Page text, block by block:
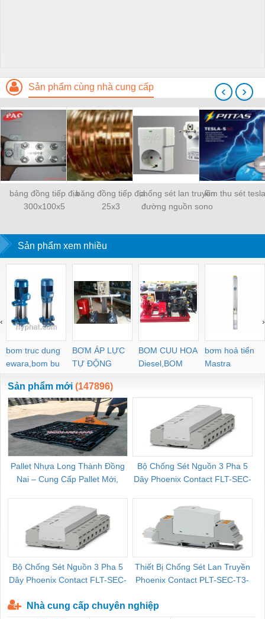
Sản phẩm cùng nhà cung cấp
bảng đồng tiếp địa
300x100x5
băng đồng tiếp địa
25x3
chống sét lan truyền
đường nguồn sono
kim thu sét
‹ ›
Sản phẩm xem nhiều
bom truc dung
ewara,bom bu
ewara
BƠM ÁP LỰC
TỰ ĐỘNG
BOM CUU HOA
Diesel,BOM
CHUA CHAY
bơm hoả tiển
Mastra
‹ ›
Sản phẩm mới (147896)
Pallet Nhựa Long Thành Đồng
Nai – Cung Cấp Pallet Mới,
Bộ Chống Sét Nguồn 3 Pha 5
Dây Phoenix Contact FLT-SEC-
Bộ Chống Sét Nguồn 3 Pha 5
Dây Phoenix Contact FLT-SEC-
Thiết Bị Chống Sét Lan Truyền
Phoenix Contact PLT-SEC-T3-
Nhà cung cấp chuyên nghiệp